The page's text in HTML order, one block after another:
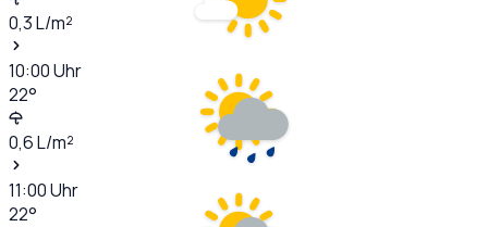
0,3L/m²
10:00Uhr
22°
0,6L/m²
11:00Uhr
22°